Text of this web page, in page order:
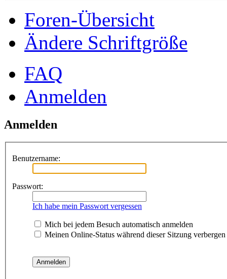
Foren-Übersicht
Ändere Schriftgröße
FAQ
Anmelden
Anmelden
Benutzername:
Passwort:
Ich habe mein Passwort vergessen
Mich bei jedem Besuch automatisch anmelden
Meinen Online-Status während dieser Sitzung verbergen